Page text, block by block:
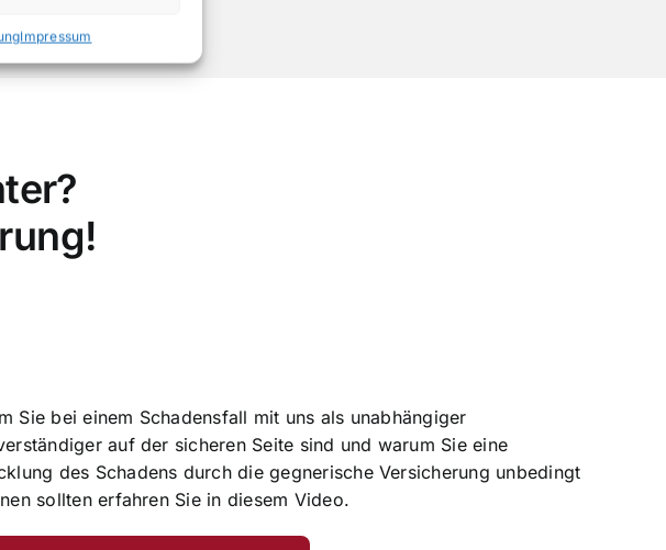
Impressum
Sie bei einem Schadensfall mit uns als unabhängiger
auf der sicheren Seite sind und warum Sie eine
des Schadens durch die gegnerische Versicherung unbedingt
sollten erfahren Sie in diesem Video.